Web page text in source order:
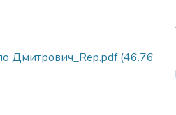
Дмитрович_Rep.pdf(46.76